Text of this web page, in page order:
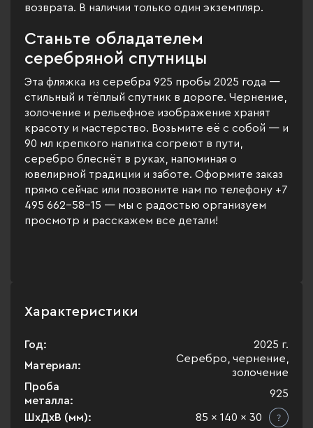
возврата. В наличии только один экземпляр.
Станьте обладателем
серебряной спутницы
Эта фляжка из серебра 925 пробы 2025 года —
стильный и тёплый спутник в дороге. Чернение,
золочение и рельефное изображение хранят
красоту и мастерство. Возьмите её с собой — и
90 мл крепкого напитка согреют в пути,
серебро блеснёт в руках, напоминая о
ювелирной традиции и заботе. Оформите заказ
прямо сейчас или позвоните нам по телефону +7
495 662-58-15 — мы с радостью организуем
просмотр и расскажем все детали!
Характеристики
Год:
2025 г.
Материал:
Серебро, чернение,
золочение
Проба
металла:
925
ШхДхВ (мм):
85 x 140 x 30